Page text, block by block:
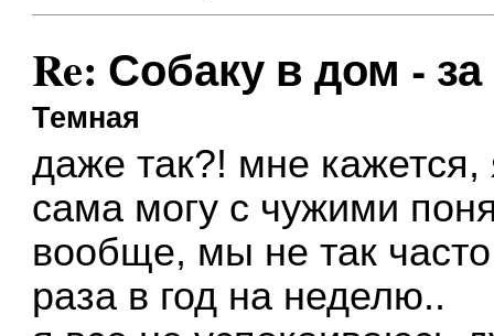
Re: Собаку в дом -
Темная
даже так?! мне кажется,
сама могу с чужими
вообще, мы не так
раза в год на неделю..